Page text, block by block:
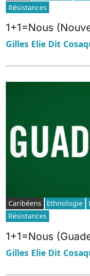
Résistances
1+1=Nous
Gilles Elie Dit
Caribéens Ethnologie
Résistances
1+1=Nous
Gilles Elie Dit